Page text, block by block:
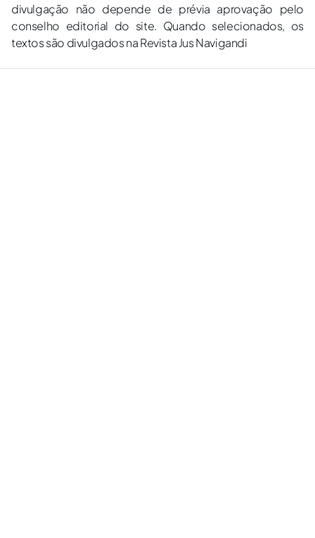
divulgação não depende de prévia aprovação pelo
conselho editorial do site. Quando selecionados, os
textos são divulgados na Revista Jus Navigandi